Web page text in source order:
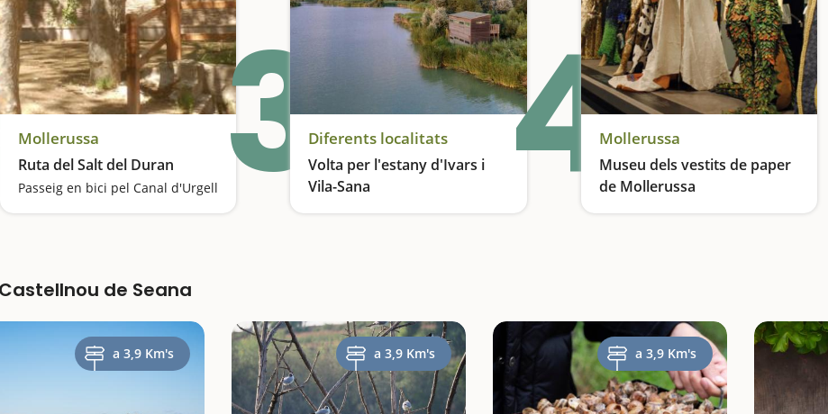
Mollerussa
Ruta del Salt del Duran
Passeig en bici pel Canal d'Urgell 3Diferents localitats
Volta per l'estany d'Ivars i
Vila-Sana
Descobrim un espai humit que ens sorprendrà4Mollerussa
Museu dels vestits de paper
de Mollerussa
Veurem el paper convertit en obra art
de Seana
a 3,9 Km's a 3,9 Km's a 3,9 Km's